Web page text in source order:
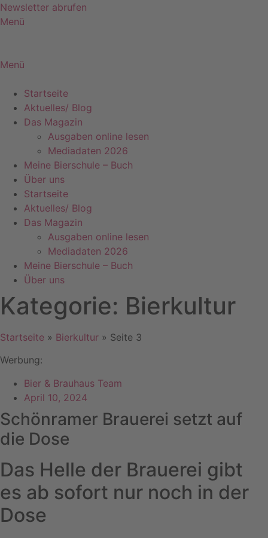
Zum
Inhalt
Newsletter abrufen
Menü
Menü
Startseite
Aktuelles/ Blog
Das Magazin
Ausgaben online lesen
Mediadaten 2026
Meine Bierschule – Buch
Über uns
Startseite
Aktuelles/ Blog
Das Magazin
Ausgaben online lesen
Mediadaten 2026
Meine Bierschule – Buch
Über uns
Kategorie: Bierkultur
Startseite » Bierkultur » Seite 3
Werbung:
Bier & Brauhaus Team
April 10, 2024
Schönramer Brauerei setzt auf
die Dose
Das Helle der Brauerei gibt
es ab sofort nur noch in der
Dose